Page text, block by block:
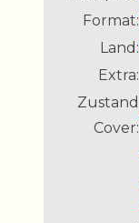
Format:
Land:
Extra:
Zustand
Cover: